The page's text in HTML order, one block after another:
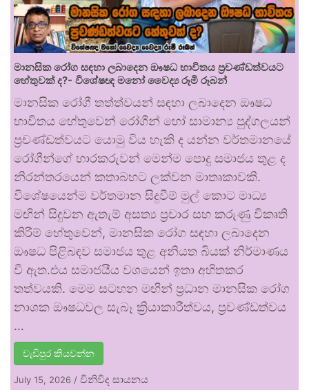
මානසික රෝග සඳහා ලබාදෙන ඖෂධ භාවිතය ප්‍රචණ්ඩත්වයට
හේතුවක් ද?- විශේෂඥ මනෝ වෛද්‍ය රූමි රූබන්
මානසික රෝගී තත්ත්වයන් සඳහා ලබාදෙන ඖෂධ
භාවිතය හේතුවෙන් රෝගීන් හෝ සාමාන්‍ය පුද්ගලයන්
ප්‍රචණ්ඩත්වයට යොමු විය හැකි ද යන්න වර්තමානයේ
රෝගීන්ගේ භාරකරුවන් මෙන්ම පොදු සමාජය තුළ ද
නිරන්තරයෙන් කතාබහට ලක්වන මාතෘකාවකි.
විශේෂයෙන්ම වර්තමාන සිදුවීම් මුල් කොට මාධ්‍ය
මඟින් සිදුවන ඇතැම් අසත්‍ය ප්‍රචාර සහ කරුණු විකෘති
කිරීම් හේතුවෙන්, මානසික රෝග සඳහා ලබාදෙන
ඖෂධ පිළිබඳව සමාජය තුළ අනියත බියක් නිර්මාණය
වී ඇත.එය සමාජයීය වශයෙන් ඉතා අහිතකර
තත්වයකි. මෙම සටහන මඟින් ප්‍රධාන මානසික රෝග
නාශක ඖෂධවල සැබෑ ක්‍රියාකාරීත්වය, ප්‍රචණ්ඩත්වය
…
වැඩිපුර කියවන්න
July 15, 2026 / විනිවිද සායනය